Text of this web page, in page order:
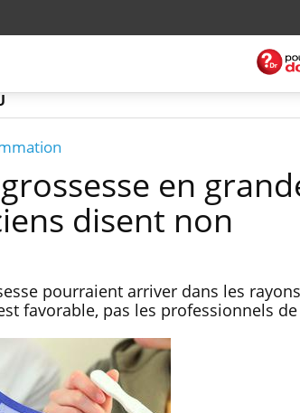
en
disent non
pourraient arriver dans les
favorable, pas les professionnels